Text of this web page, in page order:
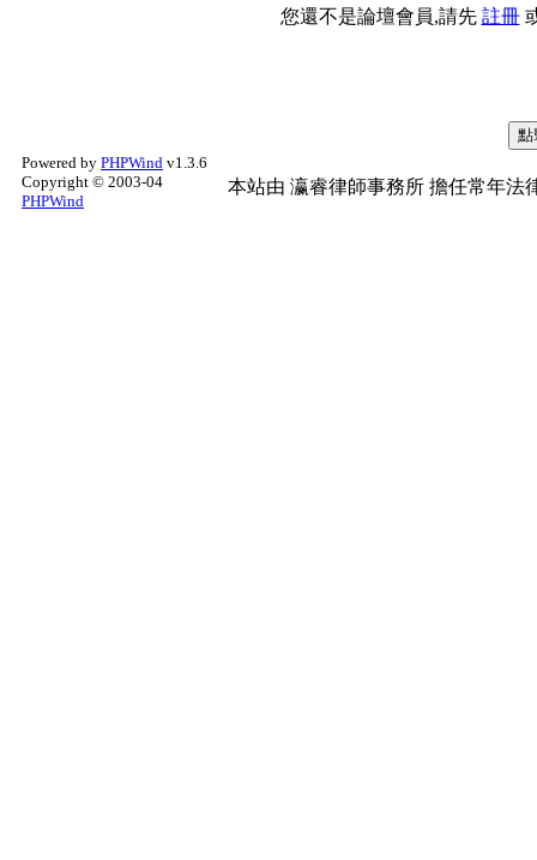
您還不是論壇會員,請先 註冊
Powered by PHPWind v1.3.6
Copyright © 2003-04
PHPWind
本站由 瀛睿律師事務所 擔任常年法